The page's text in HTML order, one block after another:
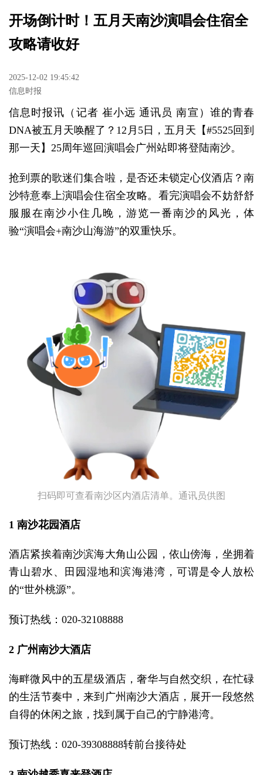
开场倒计时！五月天南沙演唱会住宿全
攻略请收好
2025-12-02 19:45:42
信息时报
信息时报讯（记者 崔小远 通讯员 南宣）谁的青春
DNA被五月天唤醒了？12月5日，五月天 【#5525回到
那一天】 25周年巡回演唱会广州站即将登陆南沙。
抢到票的歌迷们集合啦，是否还未锁定心仪酒店？南
沙特意奉上演唱会住宿全攻略。看完演唱会不妨舒舒
服服在南沙小住几晚，游览一番南沙的风光，体
验“演唱会+南沙山海游”的双重快乐。
扫码即可查看南沙区内酒店清单。通讯员供图
1 南沙花园酒店
酒店紧挨着南沙滨海大角山公园，依山傍海，坐拥着
青山碧水、田园湿地和滨海港湾，可谓是令人放松
的“世外桃源”。
预订热线：020-32108888
2 广州南沙大酒店
海畔微风中的五星级酒店，奢华与自然交织，在忙碌
的生活节奏中，来到广州南沙大酒店，展开一段悠然
自得的休闲之旅，找到属于自己的宁静港湾。
预订热线：020-39308888转前台接待处